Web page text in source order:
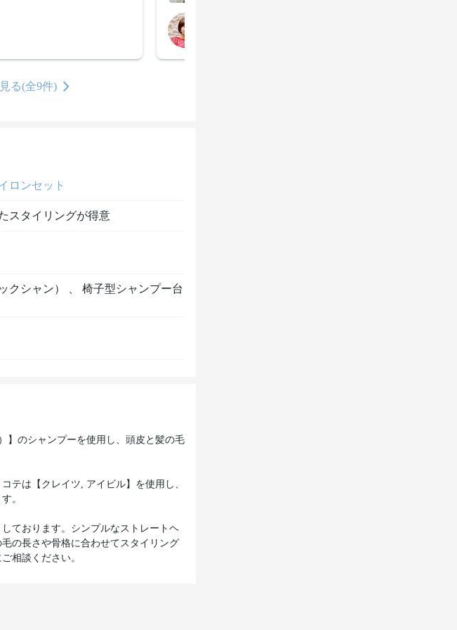
る(全9件)
ロンセット
スタイリングが得意
クシャン） 、
椅子型シャンプー台
】のシャンプーを使用し、頭皮と髪の毛
テは【クレイツ, アイビル】を使用し、
。
ております。シンプルなストレートヘ
の長さや骨格に合わせてスタイリング
相談ください。